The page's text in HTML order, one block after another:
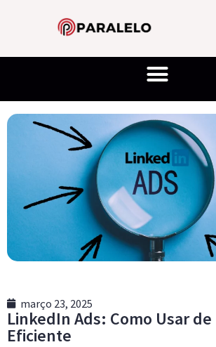
março 23, 2025
LinkedIn Ads: Como Usar de
Eficiente